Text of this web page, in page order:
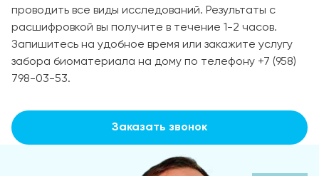
проводить все виды исследований. Результаты с
расшифровкой вы получите в течение 1-2 часов.
Запишитесь на удобное время или закажите услугу
забора биоматериала на дому по телефону +7 (958)
798-03-53.
Заказать звонок